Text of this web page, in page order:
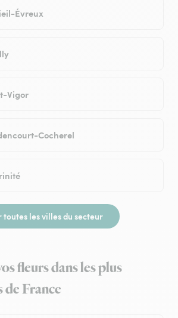
Évreux
Vigor
Cocherel
toutes les villes du secteur
fleurs dans les plus
de France